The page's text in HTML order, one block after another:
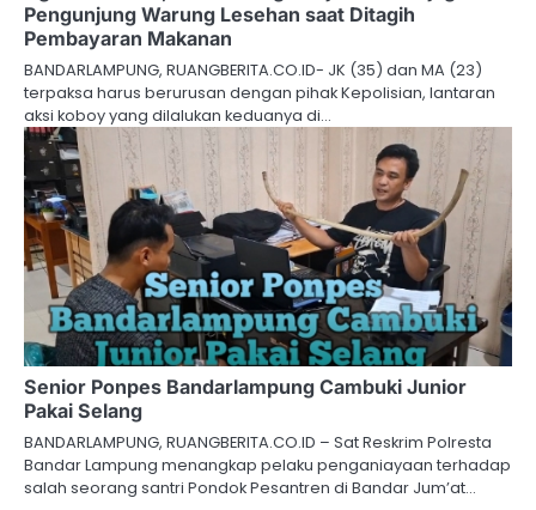
Pengunjung Warung Lesehan saat Ditagih
Pembayaran Makanan
BANDARLAMPUNG, RUANGBERITA.CO.ID- JK (35) dan MA (23)
terpaksa harus berurusan dengan pihak Kepolisian, lantaran
aksi koboy yang dilalukan keduanya di…
Senior Ponpes Bandarlampung Cambuki Junior
Pakai Selang
BANDARLAMPUNG, RUANGBERITA.CO.ID – Sat Reskrim Polresta
Bandar Lampung menangkap pelaku penganiayaan terhadap
salah seorang santri Pondok Pesantren di Bandar Jum’at…